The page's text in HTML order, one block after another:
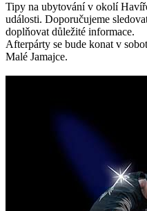
Tipy na ubytování v okolí
události. Doporučujeme
doplňovat důležité informace.
Afterpárty se bude konat v
Malé Jamajce.